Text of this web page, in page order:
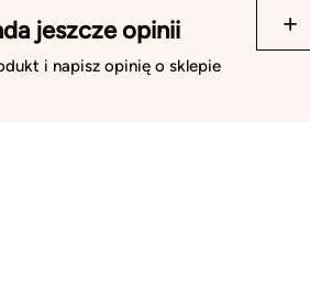
jeszcze opinii
i napisz opinię o sklepie